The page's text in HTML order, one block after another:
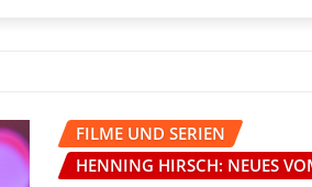
FILME UND SERIEN
HENNING HIRSCH: NEUES